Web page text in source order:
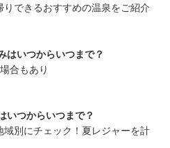
りできるおすすめの温泉をご紹介
はいつからいつまで？
合もあり
いつからいつまで？
域別にチェック！夏レジャーを計